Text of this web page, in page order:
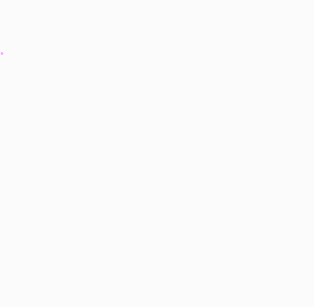
。